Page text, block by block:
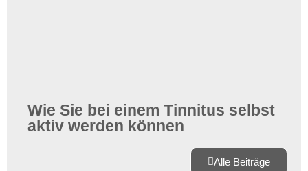
Wie Sie bei einem Tinnitus selbst
aktiv werden können
Alle Beiträge